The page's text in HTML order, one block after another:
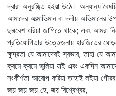
দ্বারা অনুরঞ্জিত হইয়া উঠে। অন্যান্য
আমাদের আত্মাভিমান বা দলীয় অভিমানের
ছদ্মবেশ ধরিয়া জাগিতে থাকে; এবং আমরা
প্রতিযোগিতার উত্তেজনায় হারজিতের
ক্ষুদ্রতা যে আমাদেরই স্বভাব, তাহা যে
ক্রমে ক্রমে ভুলিয়া যাই এবং একদিন
সংকীর্ণতা আরোপ করিয়া তাহাই লইয়া
জয় জয় জয় হে, জয় বিশ্বেশ্বর,